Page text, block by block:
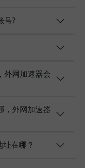
号?
外网加速器会
，外网加速器
在哪？